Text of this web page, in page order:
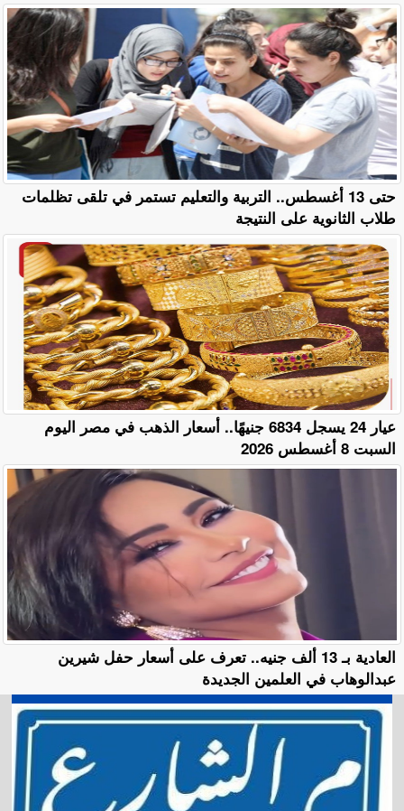
حتى 13 أغسطس.. التربية والتعليم تستمر في تلقى تظلمات
طلاب الثانوية على النتيجة
عيار 24 يسجل 6834 جنيهًا.. أسعار الذهب في مصر اليوم
السبت 8 أغسطس 2026
العادية بـ 13 ألف جنيه.. تعرف على أسعار حفل شيرين
عبدالوهاب في العلمين الجديدة